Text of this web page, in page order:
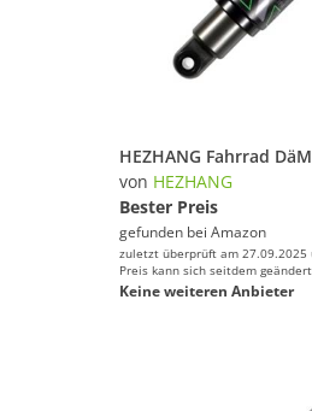
von HEZHANG
Bester Preis
gefunden bei Amazon
zuletzt überprüft am 27.09.2025
Preis kann sich seitdem
Keine weiteren Anbieter